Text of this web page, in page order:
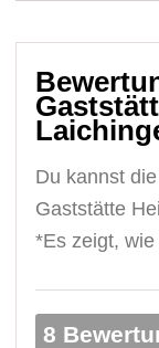
Du kannst
Gaststätte
*Es zeigt,
8